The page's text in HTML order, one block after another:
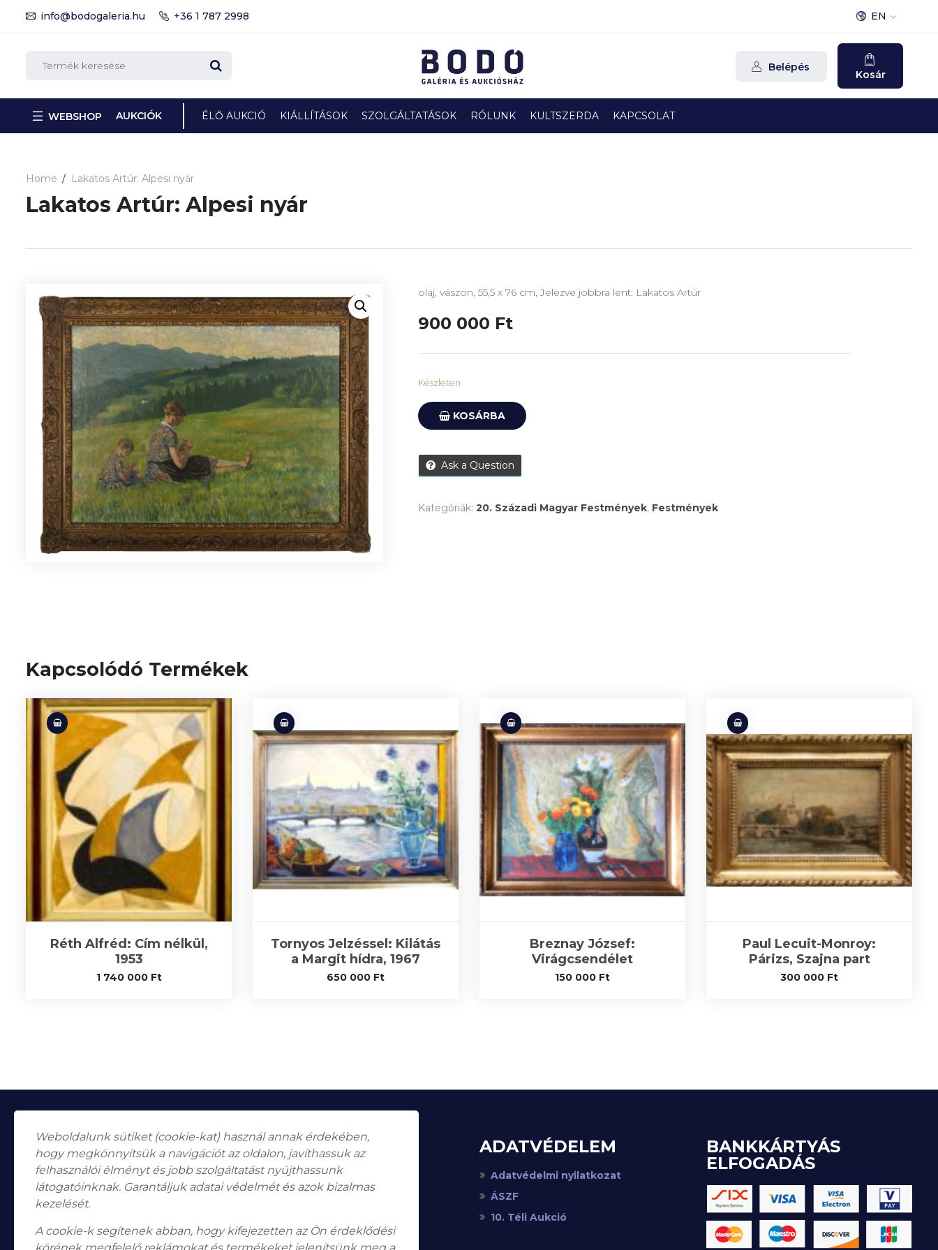
EN
+36 1 787 2998
info@bodogaleria.hu
Belépés
Kosár
WEBSHOP AUKCIÓK ÉLŐ AUKCIÓ KIÁLLÍTÁSOK SZOLGÁLTATÁSOK RÓLUNK KULTSZERDA KAPCSOLAT
Home Lakatos Artúr: Alpesi nyár
Lakatos Artúr: Alpesi nyár
olaj, vászon, 55,5 x 76 cm, Jelezve jobbra lent: Lakatos Artúr
900 000 Ft
Készleten
KOSÁRBA
Ask a Question
Kategóriák: 20. Századi Magyar Festmények, Festmények
Kapcsolódó Termékek
Réth Alfréd: Cím nélkül,
1953
1 740 000 Ft
Tornyos Jelzéssel: Kilátás
a Margit hídra, 1967
650 000 Ft
Breznay József:
Virágcsendélet
150 000 Ft
Paul Lecuit-Monroy:
Párizs, Szajna part
300 000 Ft
Falk Miksa utca 24-26. H-1055
Budapest
NyitvatartásHétfő, Péntek: 10:00–18:00
ADATVÉDELEM
Adatvédelmi nyilatkozat
ÁSZF
10. Téli Aukció
BANKKÁRTYÁS
ELFOGADÁS
Weboldalunk sütiket (cookie-kat) használ annak érdekében,
hogy megkönnyítsük a navigációt az oldalon, javíthassuk az
felhasználói élményt és jobb szolgáltatást nyújthassunk
látogatóinknak. Garantáljuk adatai védelmét és azok bizalmas
kezelését.
A cookie-k segítenek abban, hogy kifejezetten az Ön érdeklődési